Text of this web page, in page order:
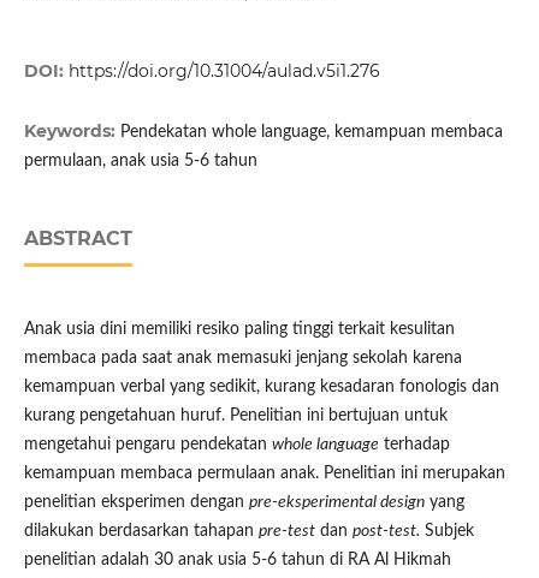
DOI: https://doi.org/10.31004/aulad.v5i1.276
Keywords: Pendekatan whole language, kemampuan membaca
permulaan, anak usia 5-6 tahun
ABSTRACT
Anak usia dini memiliki resiko paling tinggi terkait kesulitan
membaca pada saat anak memasuki jenjang sekolah karena
kemampuan verbal yang sedikit, kurang kesadaran fonologis dan
kurang pengetahuan huruf. Penelitian ini bertujuan untuk
mengetahui pengaru pendekatan whole language terhadap
kemampuan membaca permulaan anak. Penelitian ini merupakan
penelitian eksperimen dengan pre-eksperimental designyang
dilakukan berdasarkan tahapan pre-testdan post-test. Subjek
penelitian adalah 30 anak usia 5-6 tahun di RA Al Hikmah